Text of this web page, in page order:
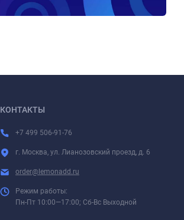
КОНТАКТЫ
+7 499 506-91-76
г. Москва, ул. Лианозовский проезд, д. 6
order@lemonadd.ru
Режим работы:
Пн-Пт 10:00—17:00; Сб-Вс Выходной